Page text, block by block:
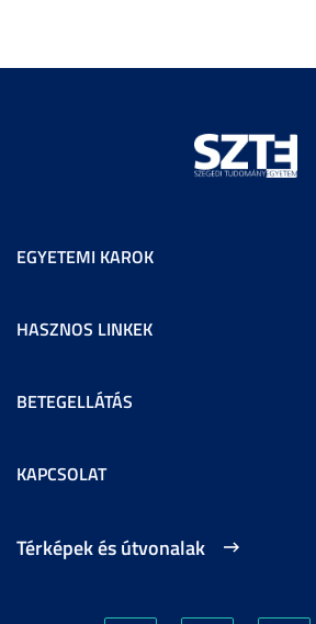
EGYETEMI KAROK
HASZNOS LINKEK
BETEGELLÁTÁS
KAPCSOLAT
Térképek és útvonalak